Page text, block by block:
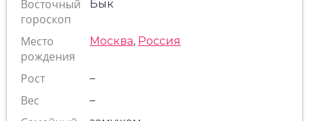
Восточный
гороскоп
Бык
Место
рождения
Москва, Россия
Рост –
Вес –